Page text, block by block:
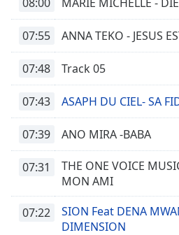
07:55 ANNA TEKO - JESUS
07:48 Track 05
07:43 ASAPH DU CIEL- SA
07:39 ANO MIRA -BABA
07:31
THE ONE VOICE
MON AMI
07:22
SION Feat DENA
DIMENSION